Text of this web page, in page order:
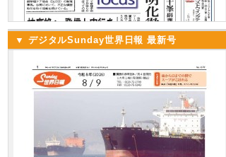
▼ デジタルSunday世界日報 最新号